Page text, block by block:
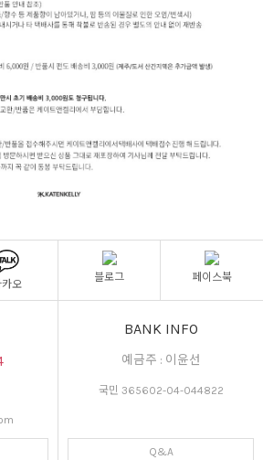
오
블로그 페이스북
BANK INFO
예금주 : 이윤선
국민 365602-04-044822
Q&A